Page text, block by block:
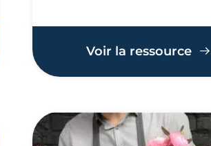
Voir la ressource